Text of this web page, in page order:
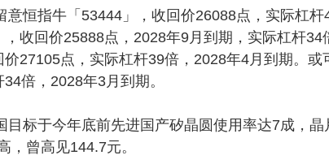
恒指牛「53444」，收回价26088点，实际杠杆
收回价25888点，2028年9月到期，实际杠杆
27105点，实际杠杆39倍，2028年4月到期。或
倍，2028年3月到期。
标于今年底前先进国产矽晶圆使用率达7成，晶
，曾高见144.7元。